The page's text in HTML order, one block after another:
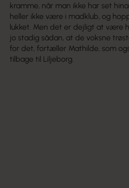
kramme, når man ikke har set
heller ikke være i madklub, og
lukket. Men det er dejligt at være
jo stadig sådan, at de voksne
for det, fortæller Mathilde, som
tilbage til Liljeborg.